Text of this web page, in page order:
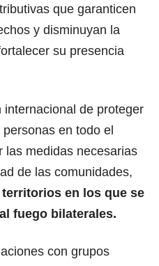
que garanticen
y disminuyan la
su presencia
de proteger
en todo el
las medidas necesarias
de las comunidades,
en los que se
fuego bilaterales.
con grupos